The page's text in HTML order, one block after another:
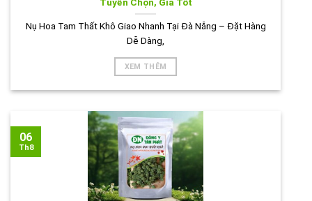
Nụ Hoa Tam Thất Khô Giao Nhanh Tại Đà Nẵng – Đặt Hàng
Dễ Dàng,
XEM THÊM
06
Th8